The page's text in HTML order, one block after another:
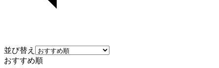
並び替え
おすすめ順